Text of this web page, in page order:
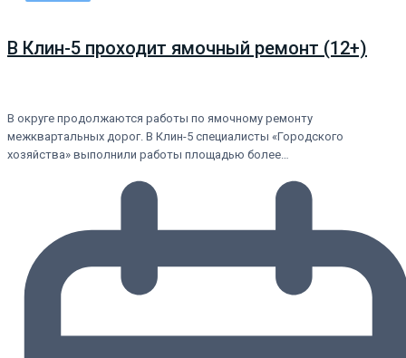
В Клин-5 проходит ямочный ремонт (12+)
В округе продолжаются работы по ямочному ремонту
межквартальных дорог. В Клин-5 специалисты «Городского
хозяйства» выполнили работы площадью более…